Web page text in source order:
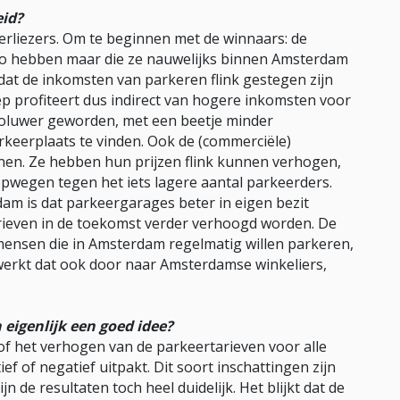
Om te beginnen met de winnaars: de
maar die ze nauwelijks binnen Amsterdam
de inkomsten van parkeren flink gestegen zijn
profiteert dus indirect van hogere inkomsten voor
geworden, met een beetje minder
te vinden. Ook de (commerciële)
Ze hebben hun prijzen flink kunnen verhogen,
tegen het iets lagere aantal parkeerders.
is dat parkeergarages beter in eigen bezit
in de toekomst verder verhoogd worden. De
die in Amsterdam regelmatig willen parkeren,
dat ook door naar Amsterdamse winkeliers,
een goed idee?
het verhogen van de parkeertarieven voor alle
of negatief uitpakt. Dit soort inschattingen zijn
de resultaten toch heel duidelijk. Het blijkt dat de